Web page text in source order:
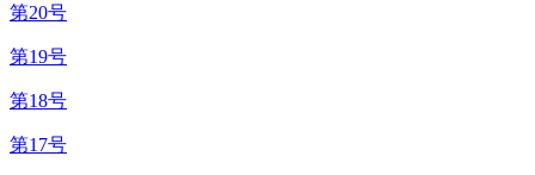
第20号
第19号
第18号
第17号